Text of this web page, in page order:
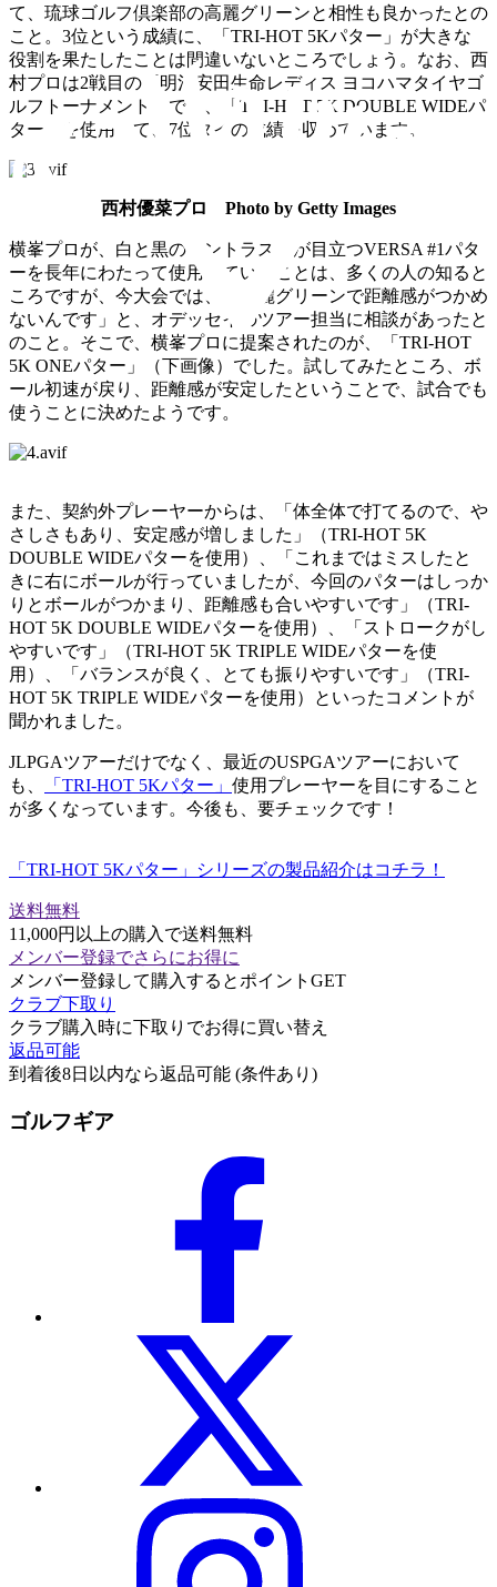
て、琉球ゴルフ倶楽部の高麗グリーンと相性も良かったとの
こと。3位という成績に、「TRI-HOT 5Kパター」が大きな
役割を果たしたことは間違いないところでしょう。なお、西
村プロは2戦目の「明治安田生命レディス ヨコハマタイヤゴ
ルフトーナメント」でも、「TRI-HOT 5K DOUBLE WIDEパ
ター」を使用して、7位タイの成績を収めています。
西村優菜プロ Photo by Getty Images
横峯プロが、白と黒のコントラストが目立つVERSA #1パタ
ーを長年にわたって使用していたことは、多くの人の知ると
ころですが、今大会では、「高麗グリーンで距離感がつかめ
ないんです」と、オデッセイのツアー担当に相談があったと
のこと。そこで、横峯プロに提案されたのが、「TRI-HOT
5K ONEパター」（下画像）でした。試してみたところ、ボ
ール初速が戻り、距離感が安定したということで、試合でも
使うことに決めたようです。
また、契約外プレーヤーからは、「体全体で打てるので、や
さしさもあり、安定感が増しました」（TRI-HOT 5K
DOUBLE WIDEパターを使用）、「これまではミスしたと
きに右にボールが行っていましたが、今回のパターはしっか
りとボールがつかまり、距離感も合いやすいです」（TRI-
HOT 5K DOUBLE WIDEパターを使用）、「ストロークがし
やすいです」（TRI-HOT 5K TRIPLE WIDEパターを使
用）、「バランスが良く、とても振りやすいです」（TRI-
HOT 5K TRIPLE WIDEパターを使用）といったコメントが
聞かれました。
JLPGAツアーだけでなく、最近のUSPGAツアーにおいて
も、
「TRI-HOT 5Kパター」 使用プレーヤーを目にすること
が多くなっています。今後も、要チェックです！
「TRI-HOT 5Kパター」シリーズの製品紹介はコチラ！
送料無料
11,000円以上の購入で送料無料
メンバー登録でさらにお得に
メンバー登録して購入するとポイントGET
クラブ下取り
クラブ購入時に下取りでお得に買い替え
返品可能
到着後8日以内なら返品可能 (条件あり)
ゴルフギア